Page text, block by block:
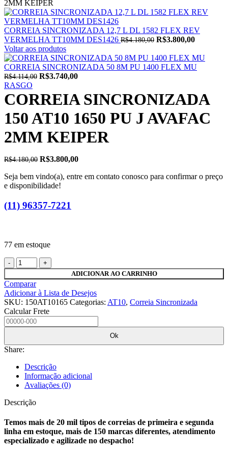
2MM KEIPER
CORREIA SINCRONIZADA 12,7 L DL 1582 FLEX REV
VERMELHA TT10MM DES1426 R$4.180,00 O
original
era:
R$3.800,00O
atual
é:
Voltar aos produtos
CORREIA SINCRONIZADA 50 8M PU 1400 FLEX MU
R$4.114,00 O
original
era:
R$4.114,00.
R$3.740,00O
atual
é:
R$3.740,00.
RASGO
CORREIA SINCRONIZADA
150 AT10 1650 PU J AVAFAC
2MM KEIPER
R$4.180,00 O
original
era:
R$3.800,00O
atual
Seja bem vindo(a), entre em contato conosco para confirmar o preço
e disponibilidade!
(11) 96357-7221
77 em estoque
CORREIA
SINCRONIZADA
150
AT10
1650
PU
J
AVAFAC
KEIPER
quantidade
ADICIONAR AO CARRINHO
Comparar
Adicionar à Lista de Desejos
SKU: 150AT10165 Categorias: AT10, Correia Sincronizada
Calcular Frete
Ok
Share:
Descrição
Informação adicional
Avaliações (0)
Descrição
Temos mais de 20 mil tipos de correias de primeira e segunda
linha em estoque, mais de 150 marcas diferentes, atendimento
especializado e agilizade no despacho!